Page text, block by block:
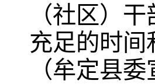
（社区）
充足的时间
（牟定县